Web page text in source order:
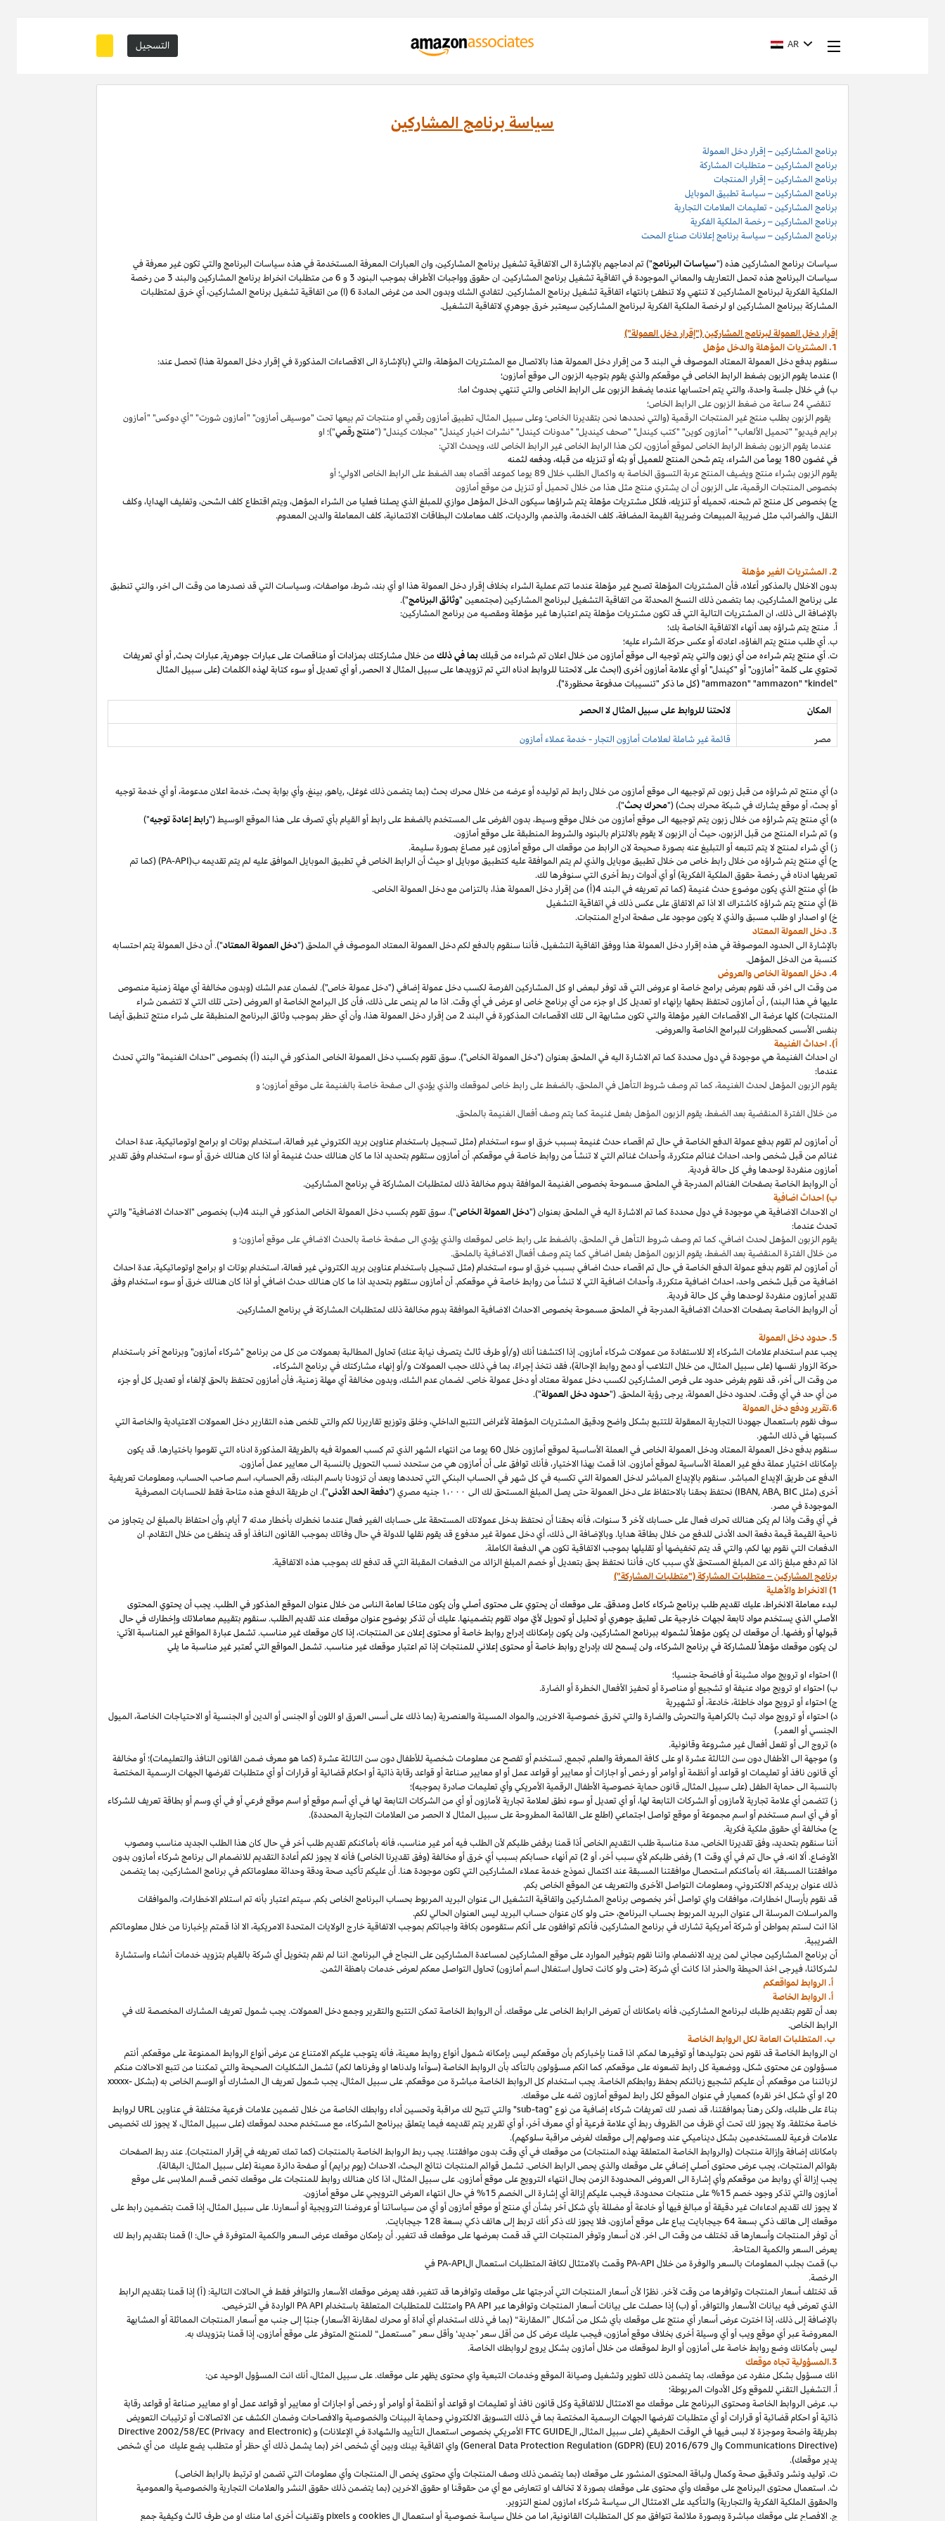
التسجيل AR
سياسة برنامج المشاركين
برنامج المشاركين – إقرار دخل العمولة
برنامج المشاركين – متطلبات المشاركة
برنامج المشاركين – إقرار المنتجات
برنامج المشاركين – سياسة تطبيق الموبايل
برنامج المشاركين - تعليمات العلامات التجارية
برنامج المشاركين – رخصة الملكية الفكرية
برنامج المشاركين – سياسة برنامج إعلانات صناع المحت
سياسات برنامج المشاركين هذه ("سياسات البرنامج") تم ادماجهم بالإشارة الى الاتفاقية تشغيل برنامج المشاركين، وان العبارات المعرفة المستخدمة في هذه سياسات البرنامج والتي تكون غير معرفة في
سياسات البرنامج هذه تحمل التعاريف والمعاني الموجودة في اتفاقية تشغيل برنامج المشاركين. ان حقوق وواجبات الأطراف بموجب البنود 3
و 6
من متطلبات انخراط برنامج المشاركين والبند 3 من رخصة
الملكية الفكرية لبرنامج المشاركين لا تنتهي ولا تنطفئ بانتهاء اتفاقية تشغيل برنامج المشاركين. لتفادي الشك وبدون الحد من غرض المادة 6 (ا) من اتفاقية تشغيل برنامج المشاركين، أي خرق لمتطلبات
المشاركة ببرنامج المشاركين او لرخصة الملكية الفكرية لبرنامج المشاركين سيعتبر خرق جوهري لاتفاقية التشغيل.
إقرار دخل العمولة لبرنامج المشاركين ("إقرار دخل العمولة")
1. المشتريات المؤهلة والدخل مؤهل
سنقوم بدفع دخل العمولة المعتاد الموصوف في البند 3 من إقرار دخل العمولة هذا بالاتصال مع المشتريات المؤهلة
،والتي (بالإشارة الى الاقصاءات المذكورة في إقرار دخل العمولة هذا) تحصل عند:
ا) عندما يقوم الزبون بضغط الرابط الخاص في موقعكم والذي يقوم بتوجيه الزبون الى موقع أمازون؛
ب) في خلال جلسة واحدة،والتي يتم احتسابها عندما يضغط الزبون على الرابط الخاص والتي تنتهي بحدوث اما:
تنقضي 24 ساعة من ضغط الزبون على الرابط الخاص؛
يقوم الزبون بطلب منتج غير المنتجات الرقمية (والتي نحددها نحن بتقديرنا الخاص؛وعلى سبيل المثال، تطبيق أمازون رقمي او منتجات تم بيعها تحت "موسيقى أمازون" "أمازون شورت" "أي دوكس" "أمازون
برايم فيديو" "تحميل الألعاب" "أمازون كوين" "كتب كيندل" "صحف كينديل" "مدونات كيندل" "نشرات اخبار كيندل" "مجلات كيندل" ("منتج رقمي")؛ او
عندما يقوم الزبون بضغط الرابط الخاص لموقع أمازون، لكن هذا الرابط الخاص غير الرابط الخاص لك،ويحدث الاتي:
في غضون180 يوماً من الشراء، يتم شحن المنتج للعميل أو بثه أو تنزيله من قبله، ودفعه لثمنه
يقوم الزبون بشراء منتج ويضيف المنتج عربة التسوق الخاصة به واكمال الطلب خلال 89 يوما كموعد أقصاه بعد الضغط على الرابط الخاص الاولي؛ أو
بخصوص المنتجات الرقمية،على الزبون أن ان يشتري منتج مثل هذا من خلال تحميل أو تنزيل من موقع أمازون
ج) بخصوص كل منتج تم شحنه، تحميله أو تنزيله،فلكل مشتريات مؤهلة يتمشراؤهاسيكون الدخل المؤهل موازي للمبلغ الذي يصلنا فعليا من الشراء المؤهل،ويتم اقتطاع كلف الشحن،وتغليف الهدايا،وكلف
النقل،والضرائب مثل ضريبة المبيعات وضريبة القيمة المضافة، كلف الخدمة،والذمم،والرديات، كلف معاملات البطاقات الائتمانية، كلف المعاملة والدين المعدوم.
2. المشتريات
الغير مؤهلة
بدون الاخلال بالمذكور أعلاه،فأن المشتريات المؤهلة تصبح غير مؤهلة عندما تتم عملية الشراء بخلاف إقرار دخل العمولة هذا او أي بند،شرط، مواصفات،وسياسات التي قد نصدرها من وقت الى اخر،والتي تنطبق
على برنامج المشاركين، بما بتضمن ذلك النسخ المحدثة من اتفاقية التشغيل لبرنامج المشاركين (مجتمعين "وثائق البرنامج").
بالإضافة الى ذلك، ان المشتريات التالية التي قد تكون مشتريات مؤهلة يتم اعتبارها غير مؤهلة ومقصيه من برنامج المشاركين:
أ. منتج يتمشراؤه بعد أنهاء الاتفاقية الخاصة بك؛
ب. أي طلب منتج يتم الغاؤه، اعادته أو عكس حركة الشراء عليه؛
ت. أي منتج يتم شراءه من أي زبون والتي يتم توجيه الى موقع أمازون من خلال اعلان تم شراءه من قبلكبما في ذلك من خلال مشاركتك بمزادات أو مناقصات على عبارات جوهرية, عبارات بحث, أو أي تعريفات
تحتوي على كلمة "أمازون" أو "كيندل" أو أي علامة أمازون أخرى (ابحث على لائحتنا للروابط ادناه التي تم تزويدها على سبيل المثال لا الحصر, أو أي تعديل أو سوء كتابة لهذه الكلمات (على سبيل المثال
"ammazon" "ammazon" "kindel" (كل ما ذكر "تنسيبات مدفوعة محظورة").
المكان
لائحتنا للروابط على سبيل المثال لا الحصر
مصر قائمة غير شاملة لعلامات أمازون التجار - خدمة عملاء أمازون
د) أي منتج تمشراؤه من قبل زبون تم توجيهه الى موقع أمازون من خلال رابط تم توليده أو عرضه من خلال محرك بحث (بما يتضمن ذلكغوغل،,ياهو, بينغ،وأي بوابة بحث،خدمة اعلان مدعومة،أوأي خدمة توجيه
أو بحث،أو موقع يشارك في شبكة محرك بحث) ("محرك بحث").
ه) أي منتج يتمشراؤه من خلال زبون يتم توجيهه الى موقع أمازون من خلال موقعوسيط، بدون الفرض على المستخدم بالضغط على رابط أو القيام بأي تصرف على هذا الموقع الوسيط ("رابط إعادة توجيه")
و) تم شراء المنتج من قبل الزبون،حيثأن الزبون لا يقوم بالالتزام بالبنودوالشروط المنطبقةعلى موقع أمازون.
ز) أي شراء لمنتج لا يتم تتبعه أو التبليغ عنه بصورة صحيحة لان الرابط من موقعك الى موقع أمازون غير مصاغ بصورة سليمة.
ح) أي منتج يتمشراؤه من خلال رابط خاص من خلال تطبيق موبايلوالذي لم يتم الموافقة عليه كتطبيق موبايل او حيثأن الرابط الخاص في تطبيق الموبايل الموافقعليه لم يتم تقديمه ب(PA-API) (كما تم
تعريفها ادناه في رخصة حقوق الملكية الفكرية) أو أي أدوات ربط أخرى التي سنوفرها لك.
ط) أي منتج الذي يكون موضوع حدث غنيمة (كما تم تعريفه في البند 4(أ) من إقرار دخل العمولة
هذا، بالتزامن مع دخل العمولة الخاص.
ظ) أي منتج يتمشراؤه كاشتراك الا اذا تم الاتفاق على عكس ذلك في اتفاقية التشغيل
خ) او اصدار او طلب مسبق والذي لا يكون موجود على صفحة ادراج المنتجات.
3. دخل العمولة المعتاد
بالإشارة الى الحدود الموصوفة في هذه إقرار دخل العمولة هذا ووفق اتفاقية التشغيل،فأننا سنقوم بالدفع لكم دخل العمولة المعتاد الموصوف في الملحق ("دخل العمولة المعتاد"). أن دخل العمولة يتم احتسابه
كنسبة من الدخل المؤهل.
4. دخل العمولة الخاص والعروض
من وقت الى اخر،قد نقوم بعرض برامج خاصة او عروض التي قد توفر لبعض او كل المشاركين الفرصة لكسب دخل عمولة إضافي ("دخل عمولة خاص"). لضمان عدم الشك (وبدون مخالفة أي مهلة زمنية منصوص
عليها في هذا البند)
,أن أمازون تحتفظ بحقها بإنهاء او تعديل كل او جزء من أي برنامج خاص او عرض في أي وقت. اذا ما لم ينص علىذلك،فأن كل البرامج الخاصة او العروض (حتى تلك التي لا تتضمن شراء
المنتجات) كلها عرضة الى الاقصاءات الغير مؤهلةوالتي تكون مشابهة الى تلك الاقصاءات المذكورة في البند 2 من إقرار دخل العمولةهذا،وأن أي حظر بموجب وثائق البرنامج المنطبقة على شراء منتج تنطبق أيضا
بنفس الأسس كمحظورات للبرامج الخاصة والعروض.
أ). احداث الغنيمة
ان احداث الغنيمة هي موجودة في دول محددة كما تم الاشارة اليه في الملحق بعنوان ("دخل العمولة الخاص"). سوق تقوم بكسب دخل العمولة الخاص المذكور في البند (أ) بخصوص "احداث الغنيمة" والتي تحدث
عندما:
يقوم الزبون المؤهل لحدث الغنيمة، كما تم وصف شروط التأهل في الملحق، بالضغط على رابط خاص لموقعك والذي يؤدي الى صفحة خاصة بالغنيمة على موقع أمازون؛ و
من خلال الفترة المنقضية بعد الضغط، يقوم الزبون المؤهل بفعل غنيمة كما يتم وصف أفعال الغنيمة بالملحق.
أن أمازون لم تقوم بدفع عمولة الدفع الخاصة في حال تم اقصاء حدث غنيمة بسبب خرق او سوء استخدام (مثل تسجيل باستخدام عناوين بريد الكتروني غير فعالة، استخدام بوتات او برامج اوتوماتيكية،عدة احداث
غنائم من قبل شخصواحد، احداث غنائم متكررة،وأحداث غنائم التي لا تنشأ من روابط خاصة في موقعكم. أن أمازون ستقوم بتحديد اذا ما كان هنالك حدث غنيمة أو اذا كان هنالك خرق أو سوء استخدام وفق تقدير
أمازون منفردة لوحدها وفي كل حالة فردية.
أن الروابط الخاصة بصفحات الغنائم المدرجة في الملحق مسموحة بخصوص الغنيمة الموافقة بدوم مخالفة ذلك لمتطلبات المشاركة في برنامج المشاركين.
ب) احداث اضافية
ان الاحداث الاضافية هي موجودة في دول محددة كما تم الاشارة اليه في الملحق بعنوان ("دخل العمولة الخاص
"). سوق تقوم بكسب دخل العمولة الخاص المذكور في البند 4(ب) بخصوص "الاحداث الاضافية" والتي
تحدث عندما:
يقوم الزبون المؤهل لحدث اضافي، كما تم وصف شروط التأهل في الملحق، بالضغط على رابط خاص لموقعك والذي يؤدي الى صفحة خاصة بالحدث الاضافي على موقع أمازون؛ و
من خلال الفترة المنقضية بعد الضغط، يقوم الزبون المؤهل بفعل اضافي كما يتم وصف أفعال الاضافية بالملحق.
أن أمازون لم تقوم بدفع عمولة الدفع الخاصة في حال تم اقصاء حدث اضافي بسبب خرق او سوء استخدام (مثل تسجيل باستخدام عناوين بريد الكتروني غيرفعالة، استخدام بوتات او برامج اوتوماتيكية،عدة احداث
اضافية من قبل شخصواحد، احداث اضافية متكررة،وأحداث اضافية التي لا تنشأ من روابط خاصة في موقعكم. أن أمازون ستقوم بتحديد اذا ما كان هنالك حدث اضافي أو اذا كان هنالك خرق أو سوء استخدام وفق
تقدير أمازون منفردة لوحدها وفي كل حالة فردية.
أن الروابط الخاصة بصفحات الاحداث الاضافية المدرجة في الملحق مسموحة بخصوص الاحداث الاضافية الموافقة بدوم مخالفة ذلك لمتطلبات المشاركة في برنامج المشاركين.
5. حدود دخل العمولة
يجب عدم استخدام علامات الشركاء إلا للاستفادة من عمولات شركاء أمازون. إذا اكتشفنا أنك (و/أو طرف ثالث يتصرف نيابة عنك) تحاول المطالبة بعمولات من كل من برنامج "شركاء أمازون" وبرنامج آخر باستخدام
حركة الزوار نفسها (على سبيل المثال، من خلال التلاعب أو دمج روابط الإحالة)، فقد نتخذ إجراءً، بما في ذلك حجب العمولات و/أو إنهاء مشاركتك في برنامج الشركاء.
من وقت الىأخر،قد نقوم بفرض حدود على فرص المشاركين لكسب دخل عمولة معتاد أو دخل عمولة خاص. لضمان عدم الشك،وبدون مخالفة أي مهلةزمنية،فأن أمازون تحتفظ بالحق لإلغاء أو تعديل كل أو جزء
من أي حد في أي وقت. لحدود دخل العمولة، يرجى رؤية الملحق. ("حدود دخل العمولة").
6.تقرير ودفع دخل العمولة
سوف نقوم باستعمال جهودنا التجارية المعقولة للتتبع بشكل واضح ودقيق المشتريات المؤهلة لأغراض التتبع الداخلي،وخلق وتوزيع تقاريرنا لكم والتي تلخص هذه التقارير دخل العمولات الاعتيادية والخاصة التي
كسبتها في ذلك الشهر.
سنقوم بدفع دخل العمولة المعتاد ودخل العمولة الخاص في العملة الأساسية لموقع أمازون خلال 60 يوما من انتهاء الشهر الذي تم كسب العمولة فيه بالطريقة المذكورة ادناه التي تقوموا باختيارها. قد يكون
بإمكانك اختيار عملة دفع غير العملة الأساسية لموقع أمازون. اذا قمت بهذا الاختيار،فأنك توافق على أن أمازون هي من ستحدد نسب التحويل بالنسبة الى معايير عمل أمازون.
الدفع عن طريق الإيداع المباشر. سنقوم بالإيداع المباشر لدخل العمولة التي تكسبه في كل شهر في الحساب البنكي التي تحددها وبعد أن تزودنا باسم البنك،رقم الحساب، اسم صاحب الحساب،ومعلومات تعريفية
أخرى (مثل
IBAN,ABA, BIC ) نحتفظ بحقنا بالاحتفاظ على دخل العمولة حتى يصل المبلغ المستحق لك الى ١٬٠٠٠ جنيه مصري("دفعة الحد الأدنى")
. انطريقة الدفعهذه متاحةفقط للحسابات المصرفية
الموجودةفي مصر.
في أي وقتواذا لم يكن هنالك تحرك فعال على حسابك لأخر 3 سنوات،فأنه بحقنا أن نحتفظ بدخل عمولاتك المستحقة على حسابك الغير فعالعندما نخطرك بأخطار مدته 7 أيام،وأن احتفاظ بالمبلغ لن يتجاوز من
ناحية القيمة قيمة دفعة الحد الأدنى للدفع من خلال بطاقة هدايا. وبالإضافة الىذلك،أي دخل عمولة غير مدفوع قد يقوم نقلها للدولة في حال وفاتك بموجب القانون النافذ أو قد ينطفئ من خلال التقادم. ان
الدفعات التي نقوم بها لكم،والتي قد يتم تخفيضها أو تقليلها بموجب الاتفاقية تكون هي الدفعة الكاملة.
اذا تم دفع مبلغ زائد عن المبلغ المستحق لأي سبب كان،فأننا نحتفظ بحق بتعديل أو خصم المبلغ الزائد من الدفعات المقبلة التي قد تدفع لك بموجب هذه الاتفاقية.
برنامج المشاركين – متطلبات المشاركة ("متطلبات المشاركة")
1) الانخراط والأهلية
لبدء معاملة الانخراط، عليك تقديم طلب برنامج شركاء كامل ومدقق. على موقعك أن يحتوي على محتوى أصلي وأن يكون متاحًا لعامة الناس من خلال عنوان الموقع المذكور في الطلب. يجب أن يحتوي المحتوى
الأصلي الذي يستخدم مواد تابعة لجهات خارجية على تعليق جوهري أو تحليل أو تحويل لأيّ مواد تقوم بتضمينها. عليك أن تذكر بوضوح عنوان موقعك عند تقديم الطلب. سنقوم بتقييم معاملاتك وإخطارك في حال
قبولها أو رفضها. أن موقعك لن يكون مؤهلاً لشموله ببرنامج المشاركين، ولن يكون بإمكانك إدراج روابط خاصة أو محتوى إعلان عن المنتجات، إذا كان موقعك غير مناسب. تشمل عبارة المواقع غير المناسبة الآتي:
لن يكون موقعك مؤهلاً للمشاركة في برنامج الشركاء، ولن يُسمح لك بإدراج روابط خاصة أو محتوى إعلاني للمنتجات إذا تم اعتبار موقعك غير مناسب. تشمل المواقع التي تُعتبر غير مناسبة ما يلي
ا) احتواء او ترويج مواد مشينة أو فاضحة جنسيا؛
ب) احتواء او ترويج موادعنيفة او تشجيع أو مناصرة أو تحفيز الأفعال الخطرة أو الضارة.
ج) احتواء أو ترويج موادخاطئة،خادعة،أو تشهيرية
د) احتواء أو ترويج مواد تبث بالكراهية والتحرش والضارة والتي تخرق خصوصية الاخرين,والمواد المسيئة والعنصرية (بما ذلك على أسس العرق او اللون أو الجنس أو الدين أو الجنسية أو الاحتياجات الخاصة، الميول
الجنسي أو العمر.)
ه) تروج الى أو تفعل أفعال غير مشروعة وقانونية.
و) موجهة الى الأطفال دون سن الثالثة عشرة او على كافة المعرفة والعلم, تجمع, تستخدم أو تفصح عن معلومات شخصية للأطفال دون سن الثالثة عشرة (كما هو معرف ضمن القانون النافذ والتعليمات)؛ أو مخالفة
أي قانون نافذ أو تعليمات او قواعد أو أنظمة أو أوامر أو رخص أو اجازات أو معايير أو قواعد عمل أو او معايير صناعة أو قواعد رقابة ذاتية أو احكام قضائية أو قرارات أو أي متطلبات تفرضها الجهات الرسمية المختصة
بالنسبة الى حماية الطفل (على سبيل المثال, قانون حماية خصوصية الأطفال الرقمية الأمريكي وأي تعليمات صادرة بموجبه)؛
ز) تتضمن أي علامة تجارية لأمازون أو الشركات التابعة لها،أو أي تعديل أو سوء نطق لعلامة تجارية لأمازون أو أي من الشركات التابعة لها في أي أسم موقع أو اسم موقع فرعي أو في أي وسم أو بطاقة تعريف للشركاء
أو في أي اسم مستخدم أو اسم مجموعة أو موقع تواصل اجتماعي (اطلع على القائمة المطروحة على سبيل المثال لا الحصر من العلامات التجارية المحددة).
ح) مخالفة أي حقوق ملكية فكرية.
أننا سنقوم بتحديد،وفق تقديرنا الخاص، مدة مناسبة طلب التقديم الخاص أذا قمنا برفض طلبكم لأن الطلب فيه أمر غير مناسب،فأنه بأماكنكم تقديم طلب أخر في حال كان هذا الطلب الجديد مناسب ومصوب
الأوضاع. ألا انه،في حال تم في أي وقت 1) رفض طلبكم لأي سبب أخر،أو 2) تم أنهاء حسابكم بسبب أي خرق أو مخالفة (وفق تقديرنا الخاص)فأنه لا يجوز لكم أعادة التقديم للانضمام الى برنامج شركاء أمازون بدون
موافقتنا المسبقة. انه بأماكنكم استحصال موافقتنا المسبقة عند اكتمال نموذج خدمة عملاء المشاركين التي تكون موجودة هنا. أن عليكم تأكيد صحة ودقة وحداثة معلوماتكم في برنامج المشاركين، بما يتضمن
ذلك عنوان بريدكم الالكتروني،ومعلومات التواصل الأخرى والتعريف عن الموقع الخاص بكم.
قد نقوم بأرسال اخطارات، موافقات واي تواصل أخر بخصوص برنامج المشاركين واتفاقية التشغيل الى عنوان البريد المربوط بحساب البرنامج الخاص بكم. سيتم اعتبار بأنه تم استلام الاخطارات،والموافقات
والمراسلات المرسلة الى عنوان البريد المربوط بحساب البرنامج،حتى ولو كان عنوان حساب البريد ليس العنوان الحالي لكم.
اذا انت لستم بمواطن أو شركة أمريكية تشارك في برنامج المشاركين،فأنكم توافقون على أنكم ستقومون بكافة واجباتكم بموجب الاتفاقيةخارج الولايات المتحدة الامريكية، الا اذا قمتم بإخبارنا من خلال معلوماتكم
الضريبية.
أن برنامج المشاركين مجاني لمن يريد الانضمام،واننا نقوم بتوفير الموارد على موقع المشاركين لمساعدة المشاركين على النجاح في البرنامج. اننا لم نقم بتخويل أي شركة بالقيام بتزويد خدمات أنشاء واستشارة
لشركائنا،فيرجى اخذ الحيطة والحذر اذا كانت أي شركة (حتى ولو كانت تحاول استغلال اسم أمازون) تحاول التواصل معكم لعرض خدمات باهظة الثمن.
أ. الروابط لمواقعكم
أ. الروابط الخاصة
بعد أن تقوم بتقديم طلبك لبرنامج المشاركين،فأنه بامكانكأن تعرض الرابط الخاص على موقعك. أن الروابط الخاصة تمكن التتبع والتقرير وجمع دخل العمولات. يجب شمول تعريف المشارك المخصصة لك في
الرابط الخاص.
ب. المتطلبات العامة لكل الروابط الخاصة
ان الروابط الخاصة قد نقوم نحن بتوليدها أو توفيرها لمكم. اذا قمنا بإخباركم بأن موقعكم ليس بإمكانه شمول أنواع روابط معينة،فأنه يتوجب عليكم الامتناع عن عرض أنواع الروابط الممنوعة على موقعكم. أنتم
مسؤولون عن محتوىشكل،ووضعية كل رابط تضعونه على موقعكم، كما انكم مسؤولون بالتأكد بأن الروابط الخاصة (سوآءا ولدناها او وفرناها لكم) تشمل الشكليات الصحيحة والتي تمكننا من تتبع الاحالات منكم
لزبائننا من موقعكم. أن عليكم تشجيع زبائنكم بحفظ روابطكم الخاصة. يجب استخدام كل الروابط الخاصة مباشرة من موقعكم. على سبيل المثال، يجب شمول تعريف ال المشارك أو الوسم الخاص به (بشكلxxxxx-
20 او أي شكل اخر نقره) كمعيار في عنوان الموقع لكل رابط لموقع أمازون تضه على موقعك.
بناءً على طلبك، ولكن رهناً بموافقتنا، قد نصدر لك تعريفات شركاء إضافية من نوع "sub-tag" والتي تتيح لك مراقبة وتحسين أداء روابطك الخاصة من خلال تضمين علامات فرعية مختلفة في عناوينURL لروابط
خاصة مختلفة. ولا يجوز لك تحت أي ظرف من الظروف ربط أي علامة فرعية أو أي معرف آخر، أو أي تقرير يتم تقديمه فيما يتعلق ببرنامج الشركاء، مع مستخدم محدد لموقعك (على سبيل المثال، لا يجوز لك تخصيص
علامات فرعية للمستخدمين بشكل ديناميكي عند وصولهم إلى موقعك لغرض مراقبة سلوكهم).
بامكانك إضافة وإزالة منتجات (والروابط الخاصة المتعلقة بهذه المنتجات) من موقعك في أي وقت بدون موافقتنا. يجب ربط الروابط الخاصة بالمنتجات (كما تمك تعريفه في إقرار المنتجات). عند ربط الصفحات
بقوائم المنتجات، يجب عرض محتوىأصلي إضافي على موقعك والذي يحص الرابط الخاص. تشمل قوائم المنتجات نتائج البحث، الاحداث (يوم برايم) أو صفحة دائرة معينة (على سبيل المثال: البقالة).
يجب إزالة أي روابط من موقعكم وأي إشارة الى العروض المحدودة الزمن بحال انتهاء الترويج على موقع أمازون. على سبيل المثال، اذا كان هنالك روابط للمنتجات على موقعك تخص قسم الملابس على موقع
أمازون والتي تذكر وجود خصم 15% على منتجات محدودة،فيجب عليكم إزالة أي إشارة الى الخصم 15% في حال انتهاء العرض الترويجي على موقع أمازون.
لا يجوز لك تقديم ادعاءاتغيردقيقةأو مبالغفيهاأوخادعةأو مضللة بأيشكلآخر بشأنأي منتجأو موقعأمازونأوأي منسياساتناأوعروضنا الترويجيةأوأسعارنا.علىسبيل المثال،إذا قمت بتضمينرابطعلى
موقعكإلىهاتفذكي بسعة جيجابايت يباععلى موقعأمازون،فلا يجوز لكذكرأنك تربطإلىهاتفذكي بسعة جيجابايت.
أن توفر المنتجات وأسعارها قد تختلف من وقت الى اخر. لان أسعار وتوفر المنتجات التي قد قمت بعرضها على موقعك قد تتغير. أن بإمكان موقعك عرض السعر والكمية المتوفرة في حال: ا) قمنا بتقديم رابط لك
يعرض السعر والكمية المتاحة.
ب) قمت بجلب المعلومات بالسعر والوفرة من خلال PA-API وقمت بالامتثال لكافة المتطلبات استعمال ال PA-API
في
الرخصة.
قد تختلف أسعار المنتجات وتوافرها من وقت لآخر. نظرًا لأن أسعار المنتجات التي أدرجتها على موقعك وتوافرها قد تتغير، فقد يعرض موقعك الأسعار والتوافر فقط في الحالات التالية: (أ) إذا قمنا بتقديم الرابط
الذي تعرض فيه بيانات الأسعار والتوافر، أو (ب) إذا حصلت على بيانات أسعار المنتجات وتوافرها عبر
وامتثلت للمتطلبات المتعلقة باستخدام الواردة في الترخيص.
بالإضافة إلىذلك، إذا اخترتعرضأسعار أي منتجعلى موقعك بأيشكل منأشكال ”المقارنة“
(بمافيذلك استخدامأيأداةأو محرك لمقارنة الأسعار)جنبًا إلىجنب معأسعار المنتجات المماثلةأو المشابهة
المعروضةعبر أي موقعويبأوأيوسيلةأخرى بخلاف موقعأمازون،فيجبعليكعرض كل منأقلسعر ’جديد‘ وأقلسعر ”مستعمل“ للمنتج المتوفر على موقعأمازون، إذا قمنا بتزويدك به.
ليس بأمكانكوضع روابط خاصة على أمازون أو الرط لموقعك من خلال أمازون بشكل يروج لروابطك الخاصة.
3.المسؤولية تجاه موقعك
انك مسؤول بشكل منفرد عن موقعك، بما يتضمن ذلك تطويروتشغيلوصيانة الموقع وخدمات التبعية واي محتوى يظهر على موقعك. على سبيل المثال،أنك انت المسؤول الوحيد عن:
أ. التشغيل التقني للموقع وكل الأدوات المربوطة؛
ب. عرض الروابط الخاصة ومحتوى البرنامج على موقعك مع الامتثال للاتفاقية وكل قانون نافذ أو تعليمات او قواعد أو أنظمة أو أوامر أو رخص أو اجازات أو معايير أو قواعد عمل أو او معايير صناعة أو قواعد رقابة
ذاتية أو احكام قضائية أو قرارات أو أي متطلبات تفرضها الجهات الرسمية المختصة بما في ذلك التسويق الالكتروني وحماية البينات والخصوصيةوالافصاحاتوضمان الكشف عن الاتصالات أو ترتيبات التعويض
بطريقة واضحة وموجزة لا لبس فيها في الوقت الحقيقي(على سبيل المثال, الFTC GUIDE الأمريكي بخصوص استعمال التأييد والشهادة في الإعلانات) و (Directive 2002/58/EC (Privacy and Electronic
Communications Directive) وال General Data Protection Regulation (GDPR) (EU) 2016/679) واي اتفاقية بينك وبين أي شخص اخر (بما يشمل ذلك أي حظر أو متطلب يضع عليك من أي شخص
يدير موقعك).
ت. توليد ونشر وتدقيق صحة وكمال ولباقة المحتوى المنشور على موقعك (بما يتضمن ذلك وصف المنتجات وأي محتوى يخص ال المنتجات وأي معلومات التي تضمن او ترتبط بالرابط الخاص.)
ث. استعمال محتوى البرنامج على موقعك وأي محتوى على موقعك بصورة لا تخالف او تتعارض مع أي من حقوقنا او حقوق الاخرين (بما يتضمن ذلك حقوق النشر والعلامات التجارية والخصوصية والعمومية
والحقوق الملكية الفكرية والتجارية) والتأكيد على الامتثال الى سياسة شركاء امازون لمنع التزوير.
ج. الافصاح على موقعك مباشرة وبصورة ملائمة تتوافق مع كل المتطلبات القانونية, اما من خلال سياسة خصوصية أو استعمال الcookiesوpixels وتقنيات أخرى اما منك او من طرف ثالث وكيفية جمع